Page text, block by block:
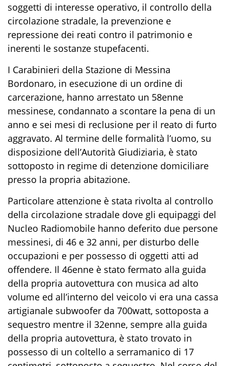
soggetti di interesse operativo, il controllo della
circolazione stradale, la prevenzione e
repressione dei reati contro il patrimonio e
inerenti le sostanze stupefacenti.
I Carabinieri della Stazione di Messina
Bordonaro, in esecuzione di un ordine di
carcerazione, hanno arrestato un 58enne
messinese, condannato a scontare la pena di un
anno e sei mesi di reclusione per il reato di furto
aggravato. Al termine delle formalità l’uomo, su
disposizione dell’Autorità Giudiziaria, è stato
sottoposto in regime di detenzione domiciliare
presso la propria abitazione.
Particolare attenzione è stata rivolta al controllo
della circolazione stradale dove gli equipaggi del
Nucleo Radiomobile hanno deferito due persone
messinesi, di 46 e 32 anni, per disturbo delle
occupazioni e per possesso di oggetti atti ad
offendere. Il 46enne è stato fermato alla guida
della propria autovettura con musica ad alto
volume ed all’interno del veicolo vi era una cassa
artigianale subwoofer da 700watt, sottoposta a
sequestro mentre il 32enne, sempre alla guida
della propria autovettura, è stato trovato in
possesso di un coltello a serramanico di 17